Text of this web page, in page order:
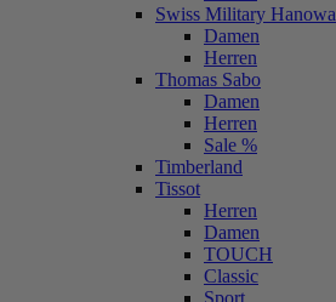
Swiss Military Hanowa
Damen
Herren
Thomas Sabo
Damen
Herren
Sale %
Timberland
Tissot
Herren
Damen
TOUCH
Classic
Sport